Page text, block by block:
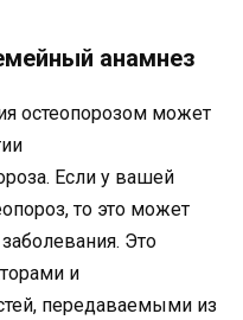
анамнез
остеопорозом может
Если у вашей
то это может
Это
и
передаваемыми из